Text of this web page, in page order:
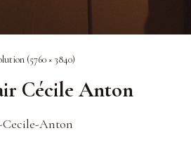
(5760 × 3840)
Cécile Anton
Anton